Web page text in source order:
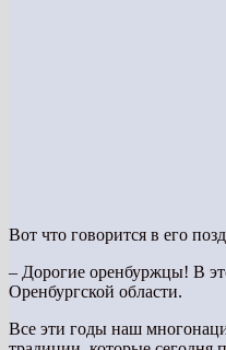
Вот что говорится в его
– Дорогие оренбуржцы! В
Оренбургской области.
Все эти годы наш